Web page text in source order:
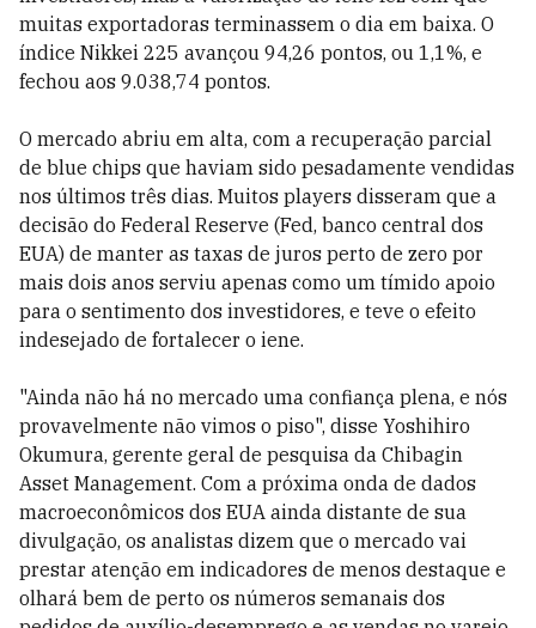
muitas exportadoras terminassem o dia em baixa. O
índice Nikkei 225 avançou 94,26 pontos, ou 1,1%, e
fechou aos 9.038,74 pontos.
O mercado abriu em alta, com a recuperação parcial
de blue chips que haviam sido pesadamente vendidas
nos últimos três dias. Muitos players disseram que a
decisão do Federal Reserve (Fed, banco central dos
EUA) de manter as taxas de juros perto de zero por
mais dois anos serviu apenas como um tímido apoio
para o sentimento dos investidores, e teve o efeito
indesejado de fortalecer o iene.
"Ainda não há no mercado uma confiança plena, e nós
provavelmente não vimos o piso", disse Yoshihiro
Okumura, gerente geral de pesquisa da Chibagin
Asset Management. Com a próxima onda de dados
macroeconômicos dos EUA ainda distante de sua
divulgação, os analistas dizem que o mercado vai
prestar atenção em indicadores de menos destaque e
olhará bem de perto os números semanais dos